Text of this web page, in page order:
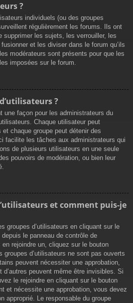
?
individuels (ou des groupes
régulièrement les forums. Ils ont
supprimer les sujets, les verrouiller, les
et les diviser dans le forum qu’ils
modérateurs sont présents pour que les
imposées sur le forum.
?
une façon pour les administrateurs du
Chaque utilisateur peut
chaque groupe peut détenir des
facilite les tâches aux administrateurs qui
de plusieurs utilisateurs en une seule
pouvoirs de modération, ou bien leur
et comment puis-je
groupes d’utilisateurs en cliquant sur le
depuis le panneau de contrôle de
en rejoindre un, cliquez sur le bouton
groupes d’utilisateurs ne sont pas ouverts
peuvent nécessiter une approbation,
d’autres peuvent même être invisibles. Si
le rejoindre en cliquant sur le bouton
et nécessite une approbation, vous devez
approprié. Le responsable du groupe